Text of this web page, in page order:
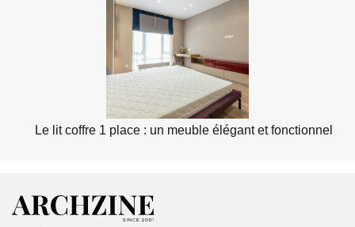
Le lit coffre 1 place : un meuble élégant et fonctionnel